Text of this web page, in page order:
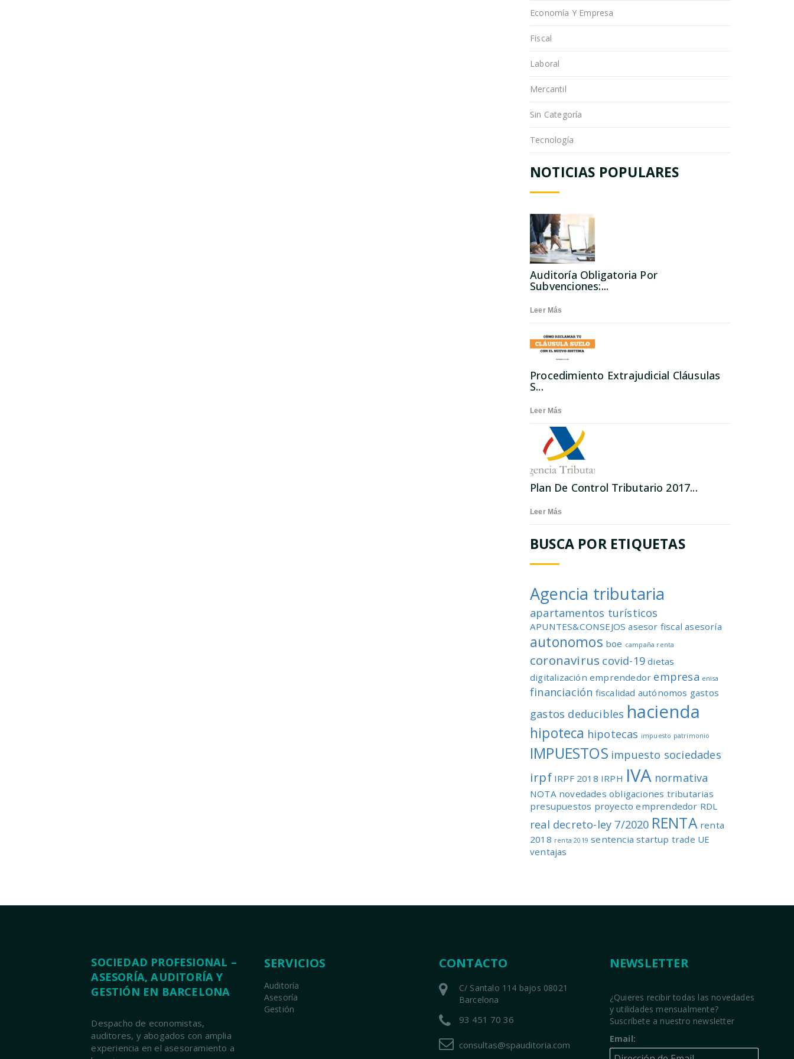
Economía Y Empresa
Fiscal
Laboral
Mercantil
Sin Categoría
Tecnología
NOTICIAS POPULARES
Auditoría Obligatoria Por
Subvenciones:...
Leer Más
Procedimiento Extrajudicial Cláusulas
S...
Leer Más
Plan De Control Tributario 2017...
Leer Más
BUSCA POR ETIQUETAS
Agencia tributaria
apartamentos turísticos
APUNTES&CONSEJOS asesor fiscal asesoría
autonomos boe campaña renta
coronavirus covid-19 dietas
digitalización emprendedor empresa enisa
financiación fiscalidad autónomos gastos
gastos deducibles hacienda
hipoteca hipotecas impuesto patrimonio
IMPUESTOS impuesto sociedades
irpf IRPF 2018 IRPH IVA normativa
NOTA novedades obligaciones tributarias
presupuestos proyecto emprendedor RDL
real decreto-ley 7/2020 RENTA renta
2018 renta 2019 sentencia startup trade UE
ventajas
SOCIEDAD PROFESIONAL –
ASESORÍA, AUDITORÍA Y
GESTIÓN EN BARCELONA
Despacho de economistas,
auditores, y abogados con amplia
experiencia en el asesoramiento a
SERVICIOS
Auditoría
Asesoría
Gestión
CONTACTO
C/ Santalo 114 bajos 08021
Barcelona
93 451 70 36
consultas@spauditoria.com
NEWSLETTER
¿Quieres recibir todas las novedades
y utilidades mensualmente?
Suscríbete a nuestro newsletter
Email: